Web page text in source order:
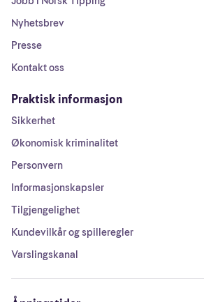
Nyhetsbrev
Presse
Kontakt oss
Praktisk informasjon
Sikkerhet
Økonomisk kriminalitet
Personvern
Informasjonskapsler
Tilgjengelighet
Kundevilkår og spilleregler
Varslingskanal